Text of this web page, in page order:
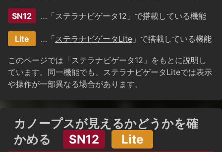
SN12 …「ステラナビゲータ12」で搭載している機能
Lite …「ステラナビゲータLite」で搭載している機能
このページでは「ステラナビゲータ12」をもとに説明し
ています。同一機能でも、ステラナビゲータLiteでは表示
や操作が一部異なる場合があります。
カノープスが見えるかどうかを確
かめる
SN12 Lite